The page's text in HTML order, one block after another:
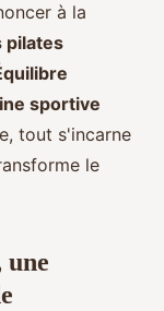
à la
pilates
sportive
tout s'incarne
le